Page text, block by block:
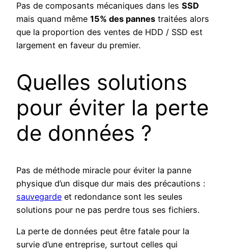
Pas de composants mécaniques dans les SSD
mais quand même 15% des pannes traitées alors
que la proportion des ventes de HDD / SSD est
largement en faveur du premier.
Quelles solutions
pour éviter la perte
de données ?
Pas de méthode miracle pour éviter la panne
physique d’un disque dur mais des précautions :
sauvegarde et redondance sont les seules
solutions pour ne pas perdre tous ses fichiers.
La perte de données peut être fatale pour la
survie d’une entreprise, surtout celles qui